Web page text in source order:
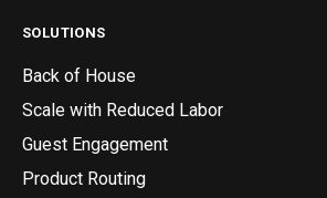
SOLUTIONS
Back of House
Scale with Reduced Labor
Guest Engagement
Product Routing